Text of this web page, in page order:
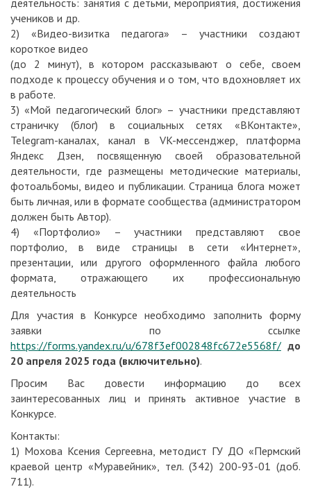
деятельность: занятия с детьми, мероприятия, достижения
учеников и др.
2) «Видео-визитка педагога» – участники создают
короткое видео
(до 2 минут), в котором рассказывают о себе, своем
подходе к процессу обучения и о том, что вдохновляет их
в работе.
3) «Мой педагогический блог» – участники представляют
страничку (блог) в социальных сетях «ВКонтакте»,
Telegram-каналах, канал в VK-мессенджер, платформа
Яндекс Дзен, посвященную своей образовательной
деятельности, где размещены методические материалы,
фотоальбомы, видео и публикации. Страница блога может
быть личная, или в формате сообщества (администратором
должен быть Автор).
4) «Портфолио» – участники представляют свое
портфолио, в виде страницы в сети «Интернет»,
презентации, или другого оформленного файла любого
формата, отражающего их профессиональную
деятельность
Для участия в Конкурсе необходимо заполнить форму
заявки по ссылке
https://forms.yandex.ru/u/678f3ef002848fc672e5568f/ до
20 апреля 2025 года (включительно).
Просим Вас довести информацию до всех
заинтересованных лиц и принять активное участие в
Конкурсе.
Контакты:
1) Мохова Ксения Сергеевна, методист ГУ ДО «Пермский
краевой центр «Муравейник», тел. (342) 200-93-01 (доб.
711).